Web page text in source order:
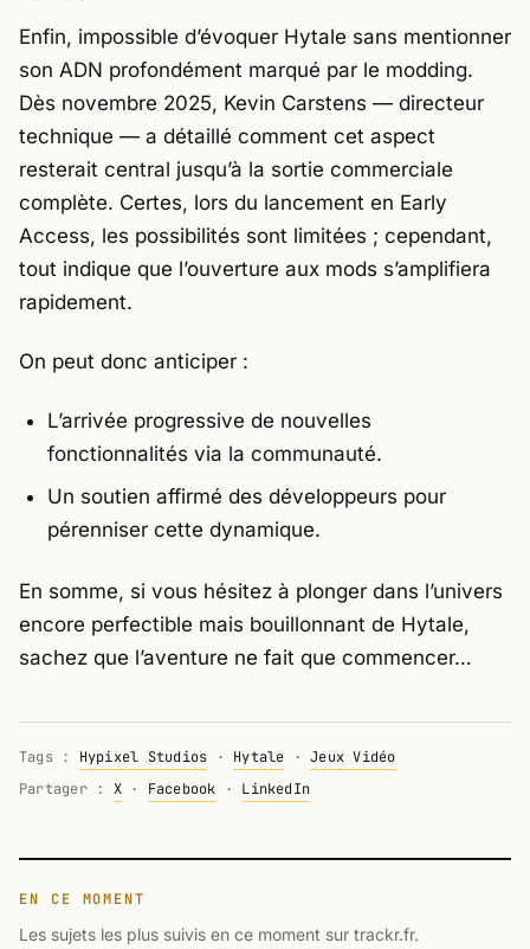
Enfin, impossible d’évoquer Hytale sans mentionner
son ADN profondément marqué par le modding.
Dès novembre 2025, Kevin Carstens — directeur
technique — a détaillé comment cet aspect
resterait central jusqu’à la sortie commerciale
complète. Certes, lors du lancement en Early
Access, les possibilités sont limitées ; cependant,
tout indique que l’ouverture aux mods s’amplifiera
rapidement.
On peut donc anticiper :
L’arrivée progressive de nouvelles
fonctionnalités via la communauté.
Un soutien affirmé des développeurs pour
pérenniser cette dynamique.
En somme, si vous hésitez à plonger dans l’univers
encore perfectible mais bouillonnant de Hytale,
sachez que l’aventure ne fait que commencer…
Tags : Hypixel Studios · Hytale ·Jeux Vidéo
Partager : X· Facebook · LinkedIn
EN CE MOMENT
Les sujets les plus suivis en ce moment sur trackr.fr.